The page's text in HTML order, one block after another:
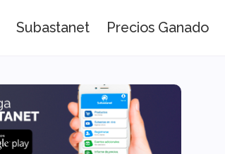
Subastanet Precios Ganado